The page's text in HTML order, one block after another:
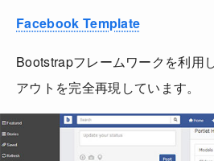
Facebook Template
Bootstrapフレームワークを利用
アウトを完全再現しています。